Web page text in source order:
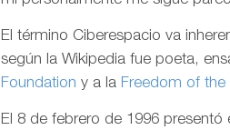
El término Ciberespacio va
según la Wikipedia fue poeta,
Foundation y a la Freedom of the
El 8 de febrero de 1996 presentó